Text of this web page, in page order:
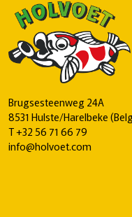
Brugsesteenweg 24A
8531 Hulste/Harelbeke
T+32 56 71 66 79
info@holvoet.com